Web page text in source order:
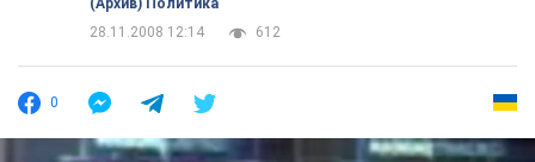
(Архив) Политика
28.11.2008 12:14
612
0